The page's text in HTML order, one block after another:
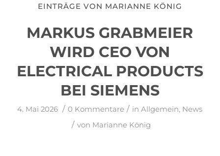
EINTRÄGE VON MARIANNE KÖNIG
MARKUS GRABMEIER
WIRD CEO VON
ELECTRICAL PRODUCTS
BEI SIEMENS
4. Mai 2026 / 0 Kommentare / inAllgemein, News
/ von Marianne König